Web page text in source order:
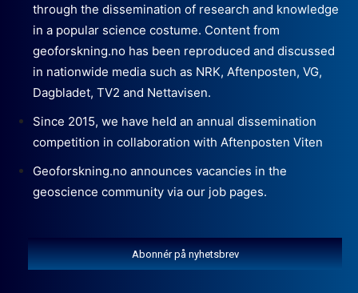
through the dissemination of research and knowledge
in a popular science costume. Content from
geoforskning.no has been reproduced and discussed
in nationwide media such as NRK, Aftenposten, VG,
Dagbladet, TV2 and Nettavisen.
Since 2015, we have held an annual dissemination
competition in collaboration with Aftenposten Viten
Geoforskning.no announces vacancies in the
geoscience community via our job pages.
Abonnér på nyhetsbrev